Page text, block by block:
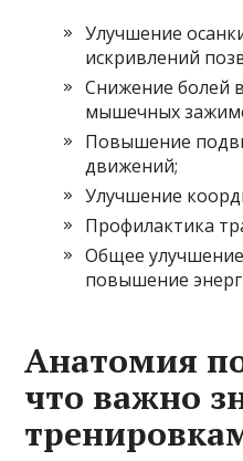
Улучшение
искривлений
Снижение болей
мышечных
Повышение
движений;
Улучшение
Профилактика
Общее
повышение
Анатомия
что важно